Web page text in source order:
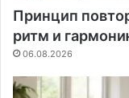
Принцип
ритм и
06.08.2026